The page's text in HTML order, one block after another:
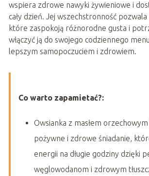
wspiera zdrowe nawyki żywieniowe i
cały dzień. Jej wszechstronność
które zaspokoją różnorodne gusta i
włączyć ją do swojego codziennego
lepszym samopoczuciem i zdrowiem.
Co warto zapamietać?:
Owsianka z masłem
pożywne i zdrowe śniadanie,
energii na długie godziny dzięki
węglowodanom i zdrowym